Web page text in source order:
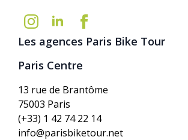
Les agences Paris Bike Tour
Paris Centre
13 rue de Brantôme
75003 Paris
(+33) 1 42 74 22 14
info@parisbiketour.net